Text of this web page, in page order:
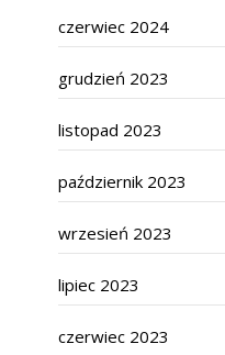
czerwiec 2024
grudzień 2023
listopad 2023
październik 2023
wrzesień 2023
lipiec 2023
czerwiec 2023